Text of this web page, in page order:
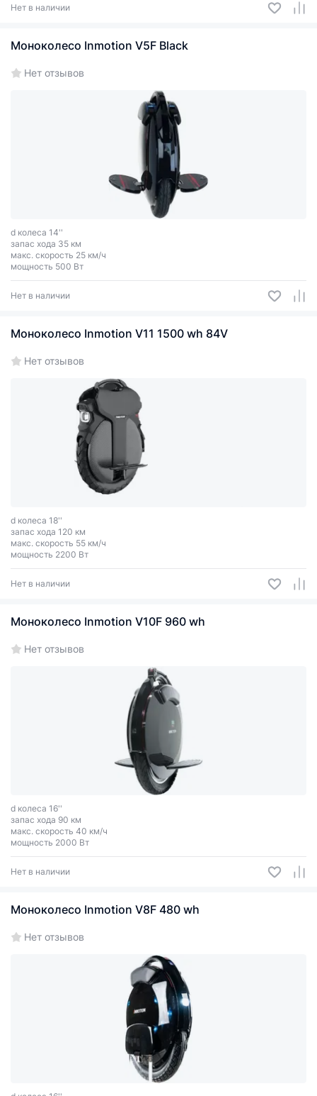
Нет в наличии
Моноколесо Inmotion V5F Black
Нет отзывов
d колеса 14''
запас хода 35 км
макс. скорость 25 км/ч
мощность 500 Вт
Нет в наличии
Моноколесо Inmotion V11 1500 wh 84V
Нет отзывов
d колеса 18''
запас хода 120 км
макс. скорость 55 км/ч
мощность 2200 Вт
Нет в наличии
Моноколесо Inmotion V10F 960 wh
Нет отзывов
d колеса 16''
запас хода 90 км
макс. скорость 40 км/ч
мощность 2000 Вт
Нет в наличии
Моноколесо Inmotion V8F 480 wh
Нет отзывов